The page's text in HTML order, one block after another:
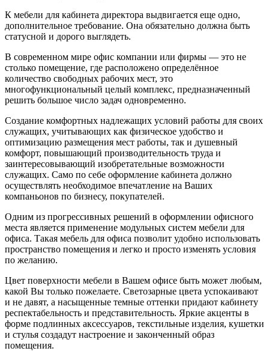
К мебели для кабинета директора выдвигается еще одно,
дополнительное требование. Она обязательно должна быть
статусной и дорого выглядеть.
В современном мире офис компании или фирмы — это не
столько помещение, где расположено определённое
количество свободных рабочих мест, это
многофункциональный целый комплекс, предназначенный
решить большое число задач одновременно.
Создание комфортных надлежащих условий работы для своих
служащих, учитывающих как физическое удобство и
оптимизацию размещения мест работы, так и душевный
комфорт, повышающий производительность труда и
заинтересовывающий изобретательные возможности
служащих. Само по себе оформление кабинета должно
осуществлять необходимое впечатление на Ваших
компаньонов по бизнесу, покупателей.
Одним из прогрессивных решений в оформлении офисного
места является применение модульных систем мебели для
офиса. Такая мебель для офиса позволит удобно использовать
пространство помещения и легко и просто изменять условия
по желанию.
Цвет поверхности мебели в Вашем офисе быть может любым,
какой Вы только пожелаете. Светозарные цвета успокаивают
и не давят, а насыщенные темные оттенки придают кабинету
респектабельность и представительность. Яркие акценты в
форме подлинных аксессуаров, текстильные изделия, кушетки
и стулья создадут настроение и законченный образ
помещения.